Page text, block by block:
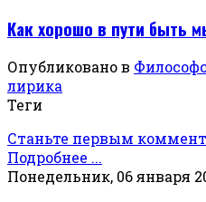
Как хорошо в пути быть
Опубликовано в
лирика
Теги
Станьте первым
Подробнее ...
Понедельник, 06 января